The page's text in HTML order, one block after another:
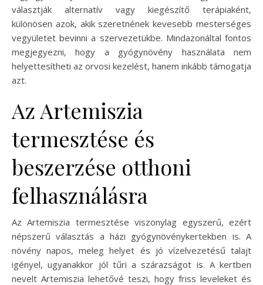
választják alternatív vagy kiegészítő terápiaként,
különösen azok, akik szeretnének kevesebb mesterséges
vegyületet bevinni a szervezetükbe. Mindazonáltal fontos
megjegyezni, hogy a gyógynövény használata nem
helyettesítheti az orvosi kezelést, hanem inkább támogatja
azt.
Az Artemiszia
termesztése és
beszerzése otthoni
felhasználásra
Az Artemiszia termesztése viszonylag egyszerű, ezért
népszerű választás a házi gyógynövénykertekben is. A
növény napos, meleg helyet és jó vízelvezetésű talajt
igényel, ugyanakkor jól tűri a szárazságot is. A kertben
nevelt Artemiszia lehetővé teszi, hogy friss leveleket és